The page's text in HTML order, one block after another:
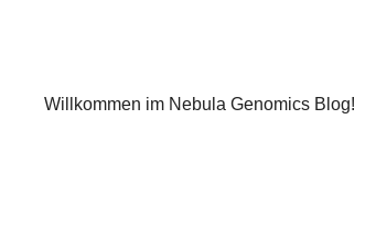
Willkommen im Nebula Genomics Blog!